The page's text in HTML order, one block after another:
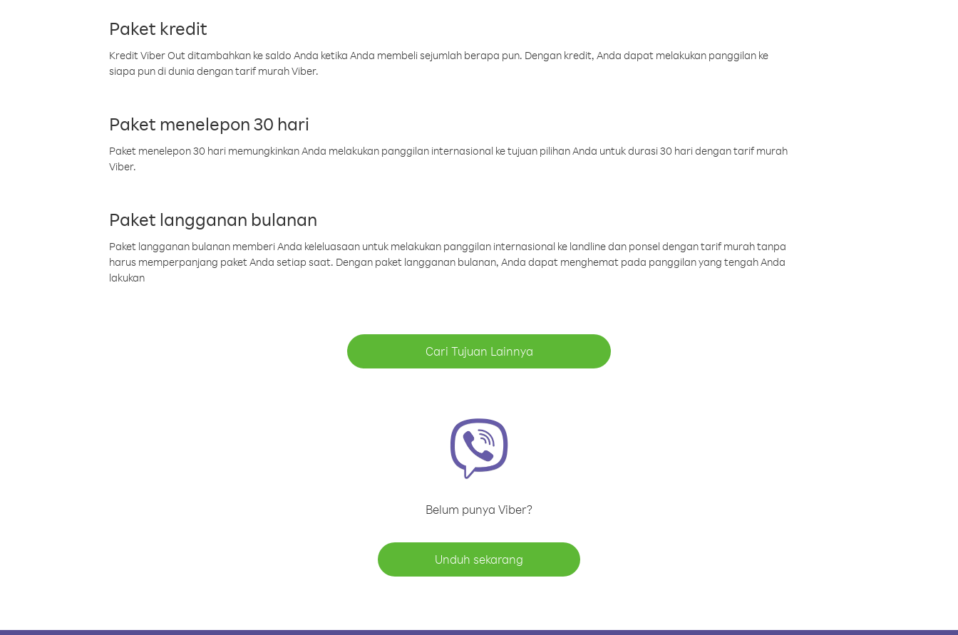
Paket kredit
Kredit Viber Out ditambahkan ke saldo Anda ketika Anda membeli sejumlah berapa pun. Dengan kredit, Anda dapat melakukan panggilan ke
siapa pun di dunia dengan tarif murah Viber.
Paket menelepon 30 hari
Paket menelepon 30 hari memungkinkan Anda melakukan panggilan internasional ke tujuan pilihan Anda untuk durasi 30 hari dengan tarif murah
Viber.
Paket langganan bulanan
Paket langganan bulanan memberi Anda keleluasaan untuk melakukan panggilan internasional ke landline dan ponsel dengan tarif murah tanpa
harus memperpanjang paket Anda setiap saat. Dengan paket langganan bulanan, Anda dapat menghemat pada panggilan yang tengah Anda
lakukan
Cari Tujuan Lainnya
Belum punya Viber?
Unduh sekarang